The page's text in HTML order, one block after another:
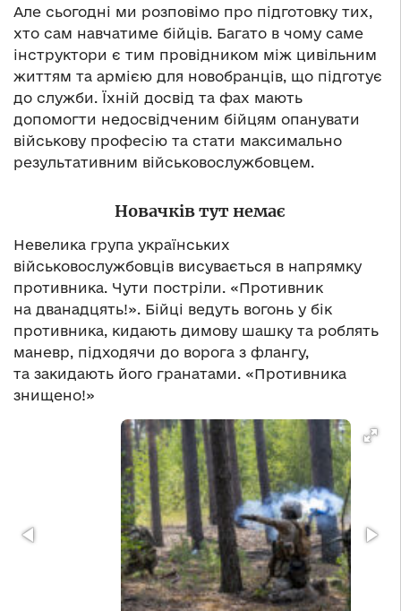
Але сьогодні ми розповімо про підготовку тих,
хто сам навчатиме бійців. Багато в чому саме
інструктори є тим провідником між цивільним
життям та армією для новобранців, що підготує
до служби. Їхній досвід та фах мають
допомогти недосвідченим бійцям опанувати
військову професію та стати максимально
результативним військовослужбовцем.
Новачків тут немає
Невелика група українських
військовослужбовців висувається в напрямку
противника. Чути постріли. «Противник
на дванадцять!». Бійці ведуть вогонь у бік
противника, кидають димову шашку та роблять
маневр, підходячи до ворога з флангу,
та закидають його гранатами. «Противника
знищено!»